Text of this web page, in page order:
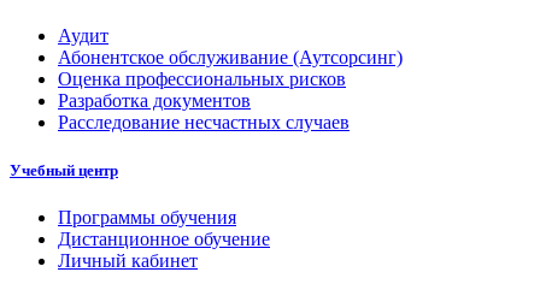
Аудит
Абонентское обслуживание (Аутсорсинг)
Оценка профессиональных рисков
Разработка документов
Расследование несчастных случаев
Учебный центр
Программы обучения
Дистанционное обучение
Личный кабинет